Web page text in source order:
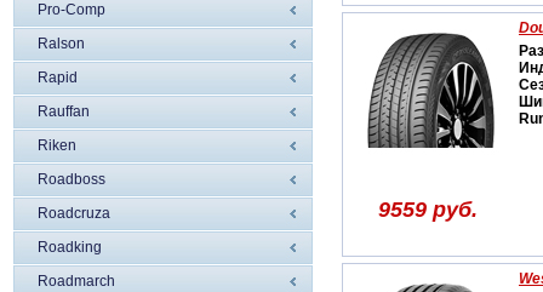
Pro-Comp
Ralson
Rapid
Rauffan
Riken
Roadboss
Roadcruza
Roadking
Roadmarch
9559 руб.